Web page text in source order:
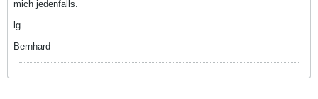
mich jedenfalls.
lg
Bernhard